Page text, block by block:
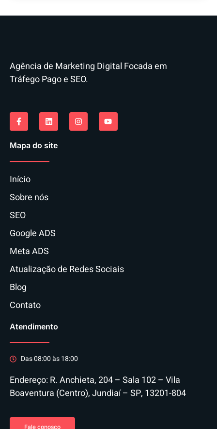
Agência de Marketing Digital Focada em
Tráfego Pago e SEO.
Mapa do site
Início
Sobre nós
SEO
Google ADS
Meta ADS
Atualização de Redes Sociais
Blog
Contato
Atendimento
Das 08:00 às 18:00
Endereço: R. Anchieta, 204 – Sala 102 – Vila
Boaventura (Centro), Jundiaí – SP, 13201-804
Fale conosco